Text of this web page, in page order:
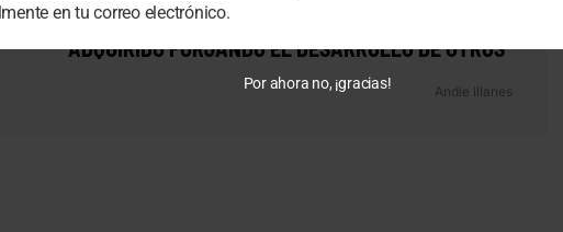
DE TRASCENDER ES COMPARTIR EL CONOCIMIENTO
ADQUIRIDO FORJANDO EL DESARROLLO DE OTROS”
Andie Illanes
en tu correo electrónico.
Por ahora no, ¡gracias!